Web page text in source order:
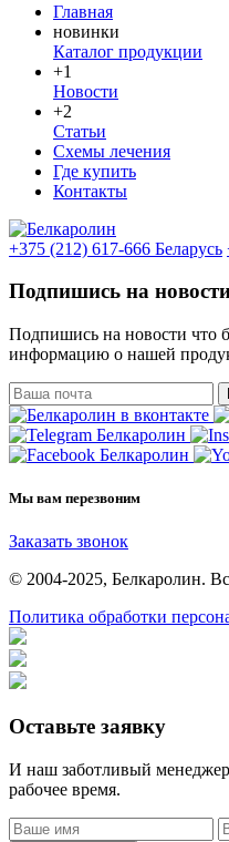
Главная
новинки
Каталог продукции
+1
Новости
+2
Статьи
Схемы лечения
Где купить
Контакты
+375 (212) 617-666 Беларусь
Подпишись на
Подпишись на новости что
информацию о нашей
Мы вам перезвоним
Заказать звонок
© 2004-2025, Белкаролин.
Политика обработки
Оставьте заявку
И наш заботливый
рабочее время.